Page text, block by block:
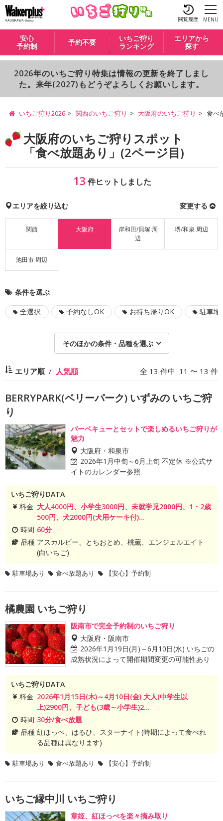
閲覧履歴 MENU
安心
予約制
予約不要
いちご狩り
ランキング
エリアから
探す
2026年のいちご狩り特集は情報の更新を終了しまし
た。来年(2027)もどうぞよろしくお願いします。
いちご狩り2026 関西のいちご狩り 大阪府のいちご狩り 食べ
大阪府のいちご狩りスポット
「食べ放題あり」(2ページ目)
13 件ヒットしました
エリアを絞り込む 変更する
関西 大阪府
岸和田/貝塚 周
辺
堺/和泉 周辺
池田市 周辺
条件を選ぶ
全選択 予約なしOK お持ち帰りOK 駐車場
そのほかの条件・品種を選ぶ
エリア順 人気順 全 13 件中 11 〜 13 件
BERRYPARK(ベリーパーク) いずみの いちご狩
り
バーベキューとセットで楽しめるいちご狩りが
魅力
大阪府・和泉市
2026年1月中旬～6月上旬 不定休 ※公式サ
イトのカレンダー参照
いちご狩りDATA
料金 大人4000円、小学生3000円、未就学児2000円、1・2歳
500円、犬2000円(犬用ケーキ付)...
時間 60分
品種 アスカルビー、とちおとめ、桃薫、エンジェルエイト
(白いちご)
駐車場あり 食べ放題あり 【安心】予約制
橘農園 いちご狩り
阪南市で完全予約制のいちご狩り
大阪府・阪南市
2026年1月19日(月)～6月10日(水) いちごの
成熟状況によって開催期間変更の可能性あり
いちご狩りDATA
料金 2026年1月15日(木)～4月10日(金) 大人(中学生以
上)2900円、子ども(3歳～小学生)2...
時間 30分/食べ放題
品種 紅ほっぺ、はるひ、スターナイト(時期によって食べれ
る品種は異なります)
駐車場あり 食べ放題あり 【安心】予約制
いちご縁中川 いちご狩り
章姫、紅ほっぺを楽々摘み取り